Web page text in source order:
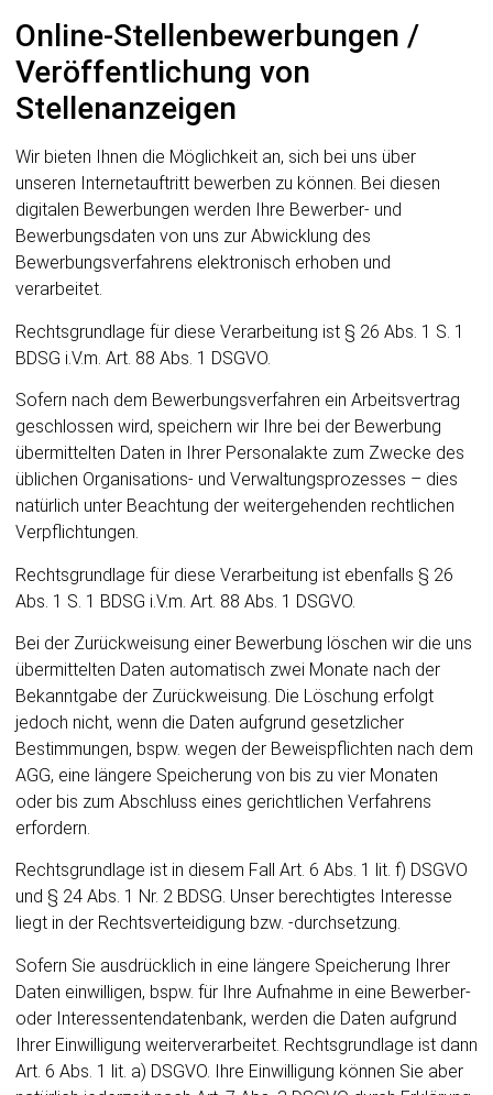
Online-Stellenbewerbungen /
Veröffentlichung von
Stellenanzeigen
Wir bieten Ihnen die Möglichkeit an, sich bei uns über
unseren Internetauftritt bewerben zu können. Bei diesen
digitalen Bewerbungen werden Ihre Bewerber- und
Bewerbungsdaten von uns zur Abwicklung des
Bewerbungsverfahrens elektronisch erhoben und
verarbeitet.
Rechtsgrundlage für diese Verarbeitung ist § 26 Abs. 1 S. 1
BDSG i.V.m. Art. 88 Abs. 1 DSGVO.
Sofern nach dem Bewerbungsverfahren ein Arbeitsvertrag
geschlossen wird, speichern wir Ihre bei der Bewerbung
übermittelten Daten in Ihrer Personalakte zum Zwecke des
üblichen Organisations- und Verwaltungsprozesses – dies
natürlich unter Beachtung der weitergehenden rechtlichen
Verpflichtungen.
Rechtsgrundlage für diese Verarbeitung ist ebenfalls § 26
Abs. 1 S. 1 BDSG i.V.m. Art. 88 Abs. 1 DSGVO.
Bei der Zurückweisung einer Bewerbung löschen wir die uns
übermittelten Daten automatisch zwei Monate nach der
Bekanntgabe der Zurückweisung. Die Löschung erfolgt
jedoch nicht, wenn die Daten aufgrund gesetzlicher
Bestimmungen, bspw. wegen der Beweispflichten nach dem
AGG, eine längere Speicherung von bis zu vier Monaten
oder bis zum Abschluss eines gerichtlichen Verfahrens
erfordern.
Rechtsgrundlage ist in diesem Fall Art. 6 Abs. 1 lit. f) DSGVO
und § 24 Abs. 1 Nr. 2 BDSG. Unser berechtigtes Interesse
liegt in der Rechtsverteidigung bzw. -durchsetzung.
Sofern Sie ausdrücklich in eine längere Speicherung Ihrer
Daten einwilligen, bspw. für Ihre Aufnahme in eine Bewerber-
oder Interessentendatenbank, werden die Daten aufgrund
Ihrer Einwilligung weiterverarbeitet. Rechtsgrundlage ist dann
Art. 6 Abs. 1 lit. a) DSGVO. Ihre Einwilligung können Sie aber